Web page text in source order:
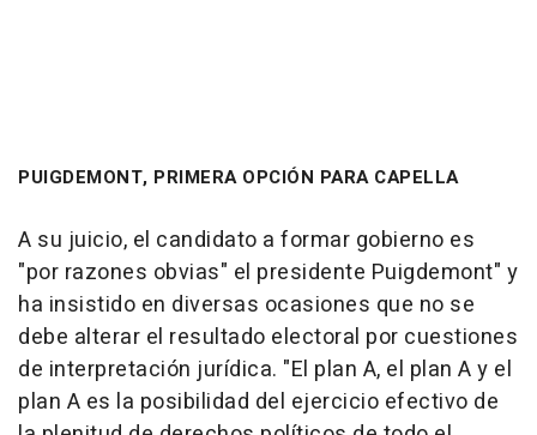
PUIGDEMONT, PRIMERA OPCIÓN PARA CAPELLA
A su juicio, el candidato a formar gobierno es
"por razones obvias" el presidente Puigdemont" y
ha insistido en diversas ocasiones que no se
debe alterar el resultado electoral por cuestiones
de interpretación jurídica. "El plan A, el plan A y el
plan A es la posibilidad del ejercicio efectivo de